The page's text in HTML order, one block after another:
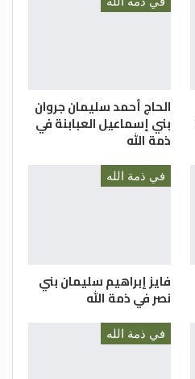
الحاج أحمد سليمان جروان
بني إسماعيل العبابنة في
ذمة الله
في ذمة الله
فايز إبراهيم سليمان بني
نصر في ذمة الله
في ذمة الله